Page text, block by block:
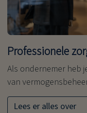
Professionele
Als ondernemer heb
van
Lees er alles over